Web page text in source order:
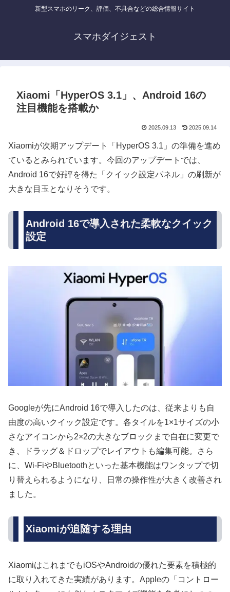
新型スマホのリーク、評価、不具合などの総合情報サイト
スマホダイジェスト
Xiaomi「HyperOS 3.1」、Android 16の
注目機能を搭載か
2025.09.13 2025.09.14
Xiaomiが次期アップデート「HyperOS 3.1」の準備を進め
ているとみられています。今回のアップデートでは、
Android 16で好評を得た「クイック設定パネル」の刷新が
大きな目玉となりそうです。
Android 16で導入された柔軟なクイック
設定
Googleが先にAndroid 16で導入したのは、従来よりも自
由度の高いクイック設定です。各タイルを1×1サイズの小
さなアイコンから2×2の大きなブロックまで自在に変更で
き、ドラッグ＆ドロップでレイアウトも編集可能。さら
に、Wi-FiやBluetoothといった基本機能はワンタップで切
り替えられるようになり、日常の操作性が大きく改善され
ました。
Xiaomiが追随する理由
XiaomiはこれまでもiOSやAndroidの優れた要素を積極的
に取り入れてきた実績があります。Appleの「コントロー